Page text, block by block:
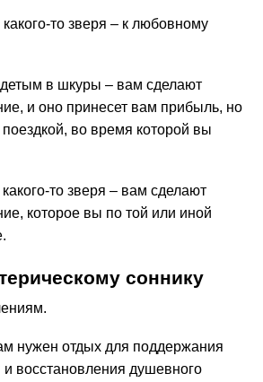
то зверя – к любовному
в шкуры – вам сделают
и оно принесет вам прибыль, но
поездкой, во время которой вы
то зверя – вам сделают
которое вы по той или иной
соннику
нужен отдых для поддержания
восстановления душевного